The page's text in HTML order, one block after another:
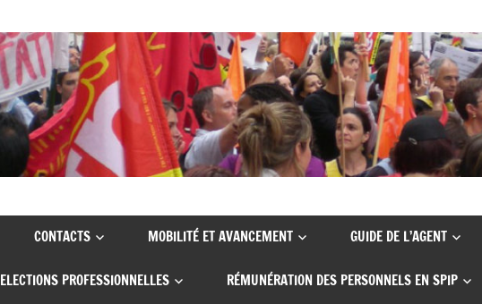
CONTACTS MOBILITÉ ET AVANCEMENT GUIDE DE L’AGENT
ELECTIONS PROFESSIONNELLES RÉMUNÉRATION DES PERSONNELS EN SPIP